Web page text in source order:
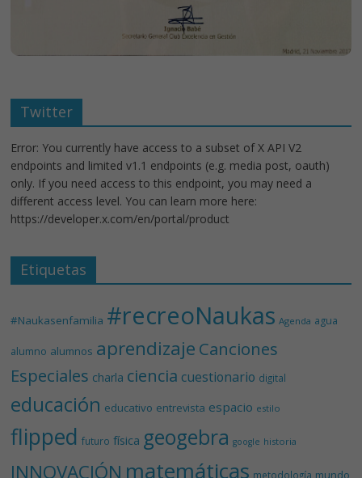
Twitter
Error: You currently have access to a subset of X API V2
endpoints and limited v1.1 endpoints (e.g. media post, oauth)
only. If you need access to this endpoint, you may need a
different access level. You can learn more here:
https://developer.x.com/en/portal/product
Etiquetas
#Naukasenfamilia #recreoNaukas Agenda agua
alumno alumnos aprendizaje Canciones
Especiales charla ciencia cuestionario digital
educación educativo entrevista espacio estilo
flipped futuro física geogebra google historia
INNOVACIÓN matemáticas metodología mundo